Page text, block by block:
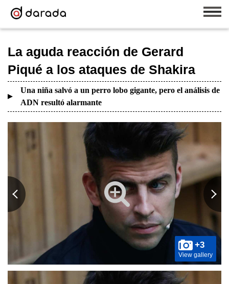
La aguda reacción de Gerard
Piqué a los ataques de Shakira
Una niña salvó a un perro lobo gigante, pero el análisis de
ADN resultó alarmante
+3
View gallery